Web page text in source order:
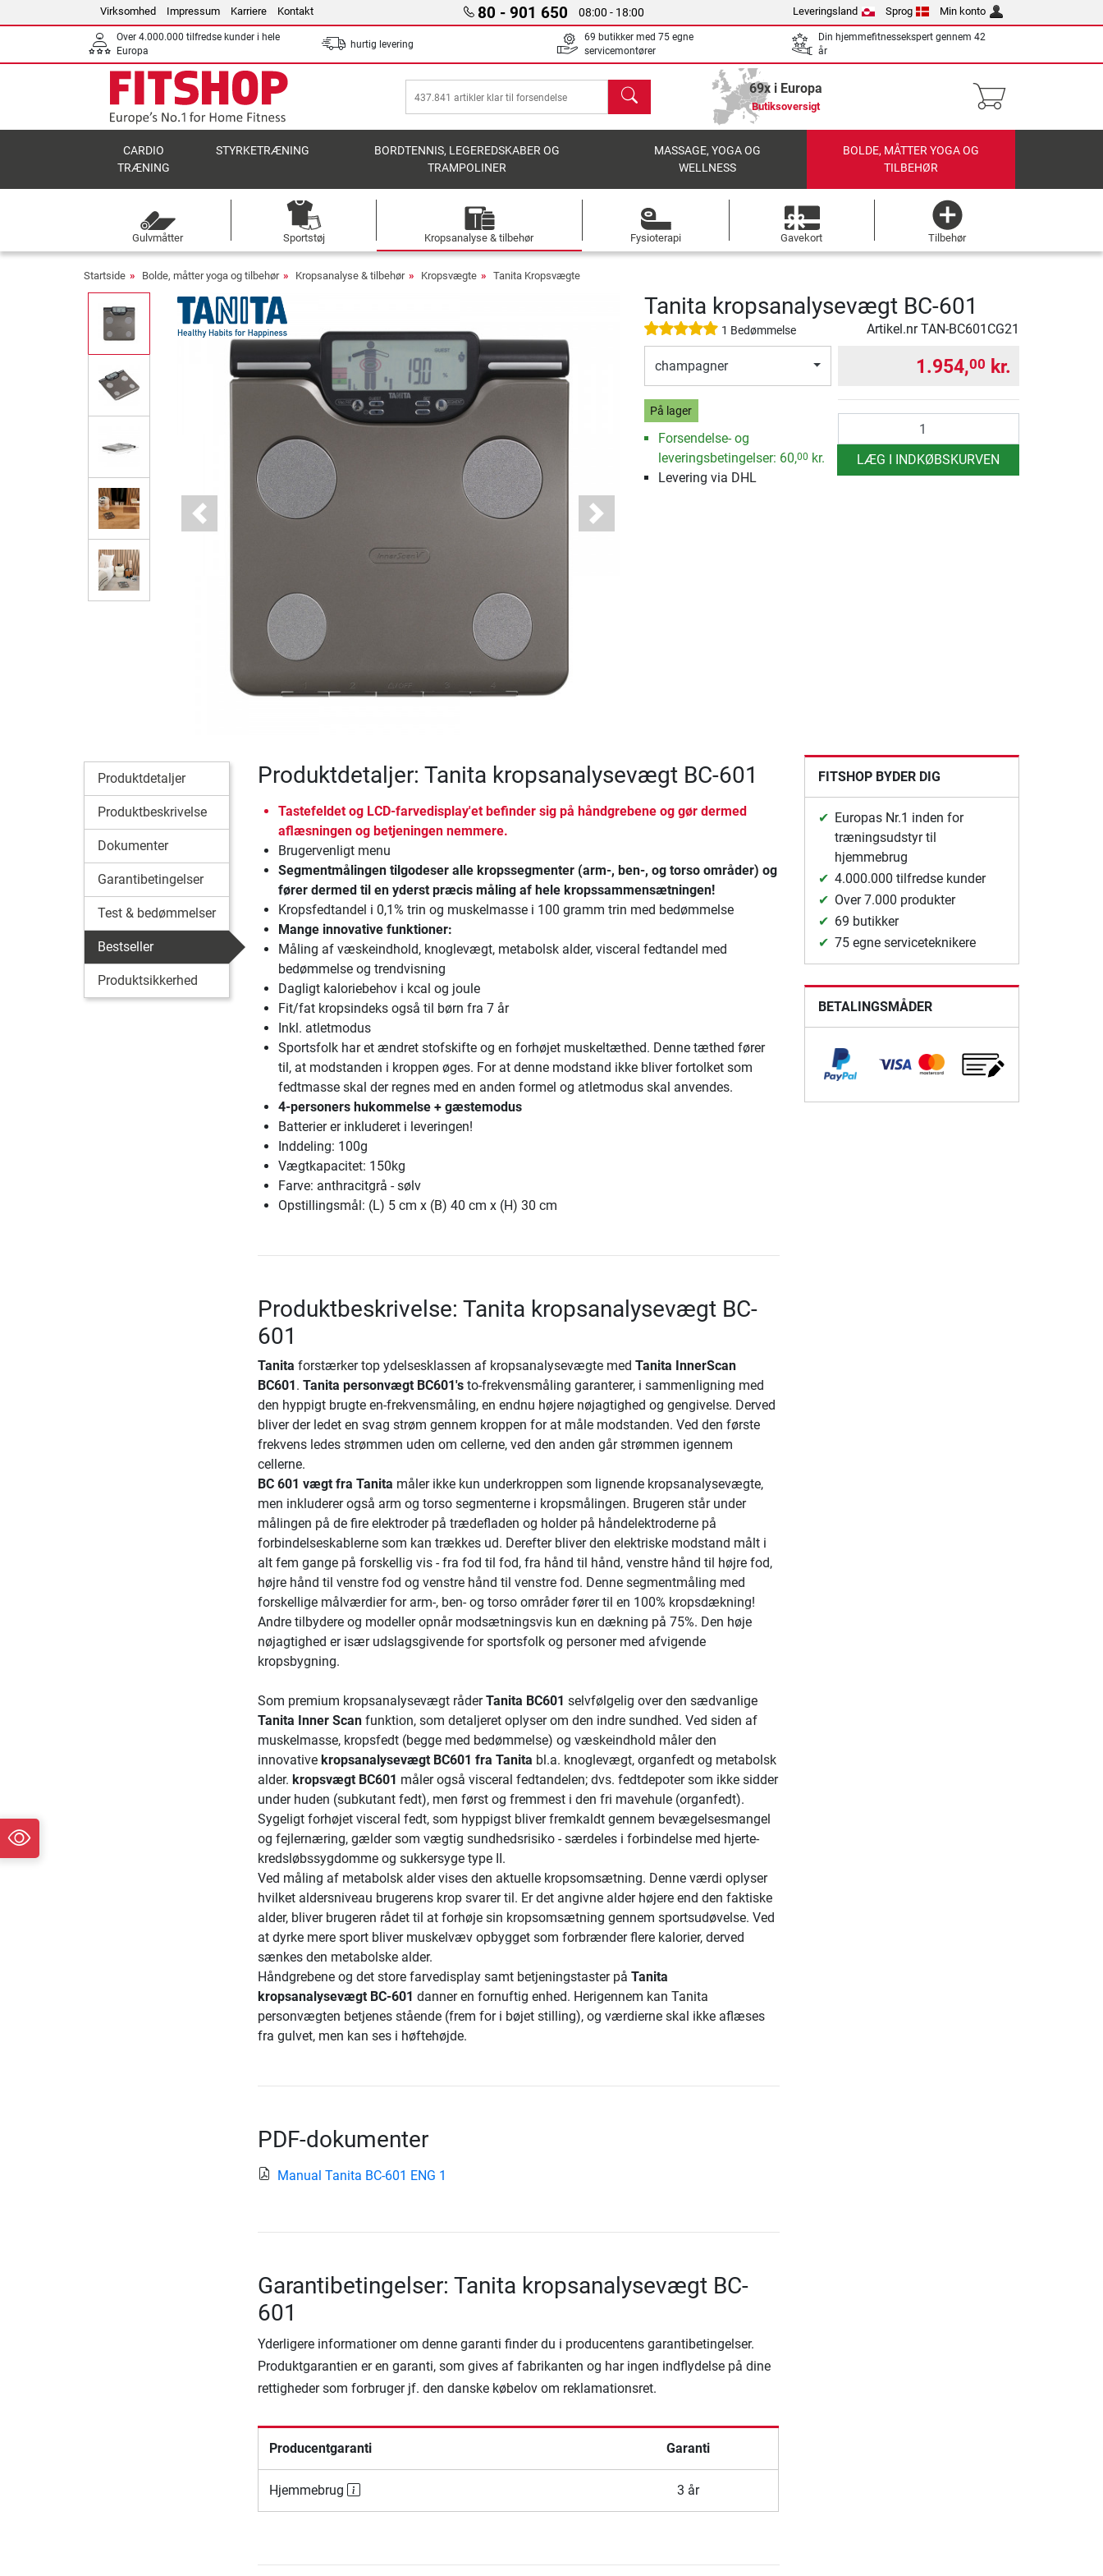
Virksomhed Impressum Karriere Kontakt 80 - 901 650 08:00 - 18:00 Leveringsland Sprog Min konto
Over 4.000.000 tilfredse kunder i hele
Europa
hurtig levering
69 butikker med 75 egne
servicemontører
Din hjemmefitnessekspert gennem 42
år
søg 69x i Europa
Butiksoversigt
CARDIO
TRÆNING
STYRKETRÆNING
BORDTENNIS, LEGEREDSKABER OG
TRAMPOLINER
MASSAGE, YOGA OG
WELLNESS
BOLDE, MÅTTER YOGA OG
TILBEHØR
Gulvmåtter Sportstøj Kropsanalyse & tilbehør Fysioterapi Gavekort Tilbehør
Startside Bolde, måtter yoga og tilbehør Kropsanalyse & tilbehør Kropsvægte Tanita Kropsvægte
Previous Next
Tanita kropsanalysevægt BC-601
1 Bedømmelse Artikel.nrTAN-BC601CG21
champagner
På lager
Forsendelse- og
leveringsbetingelser: 60,00 kr.
Levering via DHL
1.954,00 kr.
LÆG I INDKØBSKURVEN
Produktdetaljer
Produktbeskrivelse
Dokumenter
Garantibetingelser
Test & bedømmelser
Bestseller
Produktsikkerhed
Produktdetaljer: Tanita kropsanalysevægt BC-601
Tastefeldet og LCD-farvedisplay'et befinder sig på håndgrebene og gør dermed
aflæsningen og betjeningen nemmere.
Brugervenligt menu
Segmentmålingen tilgodeser alle kropssegmenter (arm-, ben-, og torso områder) og
fører dermed til en yderst præcis måling af hele kropssammensætningen!
Kropsfedtandel i 0,1% trin og muskelmasse i 100 gramm trin med bedømmelse
Mange innovative funktioner:
Måling af væskeindhold, knoglevægt, metabolsk alder, visceral fedtandel med
bedømmelse og trendvisning
Dagligt kaloriebehov i kcal og joule
Fit/fat kropsindeks også til børn fra 7 år
Inkl. atletmodus
Sportsfolk har et ændret stofskifte og en forhøjet muskeltæthed. Denne tæthed fører
til, at modstanden i kroppen øges. For at denne modstand ikke bliver fortolket som
fedtmasse skal der regnes med en anden formel og atletmodus skal anvendes.
4-personers hukommelse + gæstemodus
Batterier er inkluderet i leveringen!
Inddeling: 100g
Vægtkapacitet: 150kg
Farve: anthracitgrå - sølv
Opstillingsmål: (L) 5 cm x (B) 40 cm x (H) 30 cm
Produktbeskrivelse: Tanita kropsanalysevægt BC-
601
Tanita forstærker top ydelsesklassen af kropsanalysevægte med Tanita InnerScan
BC601. Tanita personvægt BC601'sto-frekvensmåling garanterer, i sammenligning med
den hyppigt brugte en-frekvensmåling, en endnu højere nøjagtighed og gengivelse. Derved
bliver der ledet en svag strøm gennem kroppen for at måle modstanden. Ved den første
frekvens ledes strømmen uden om cellerne, ved den anden går strømmen igennem
cellerne.
BC 601 vægt fra Tanita måler ikke kun underkroppen som lignende kropsanalysevægte,
men inkluderer også arm og torso segmenterne i kropsmålingen. Brugeren står under
målingen på de fire elektroder på trædefladen og holder på håndelektroderne på
forbindelseskablerne som kan trækkes ud. Derefter bliver den elektriske modstand målt i
alt fem gange på forskellig vis - fra fod til fod, fra hånd til hånd, venstre hånd til højre fod,
højre hånd til venstre fod og venstre hånd til venstre fod. Denne segmentmåling med
forskellige målværdier for arm-, ben- og torso områder fører til en 100% kropsdækning!
Andre tilbydere og modeller opnår modsætningsvis kun en dækning på 75%. Den høje
nøjagtighed er især udslagsgivende for sportsfolk og personer med afvigende
kropsbygning.
Som premium kropsanalysevægt råderTanita BC601 selvfølgelig over den sædvanlige
Tanita Inner Scanfunktion, som detaljeret oplyser om den indre sundhed. Ved siden af
muskelmasse, kropsfedt (begge med bedømmelse) og væskeindhold måler den
innovative kropsanalysevægt BC601 fra Tanita bl.a. knoglevægt, organfedt og metabolsk
alder. kropsvægt BC601 måler også visceral fedtandelen; dvs. fedtdepoter som ikke sidder
under huden (subkutant fedt), men først og fremmest i den fri mavehule (organfedt).
Sygeligt forhøjet visceral fedt, som hyppigst bliver fremkaldt gennem bevægelsesmangel
og fejlernæring, gælder som vægtig sundhedsrisiko - særdeles i forbindelse med hjerte-
kredsløbssygdomme og sukkersyge type II.
Ved måling af metabolsk alder vises den aktuelle kropsomsætning. Denne værdi oplyser
hvilket aldersniveau brugerens krop svarer til. Er det angivne alder højere end den faktiske
alder, bliver brugeren rådet til at forhøje sin kropsomsætning gennem sportsudøvelse. Ved
at dyrke mere sport bliver muskelvæv opbygget som forbrænder flere kalorier, derved
sænkes den metabolske alder.
Håndgrebene og det store farvedisplay samt betjeningstaster på Tanita
kropsanalysevægt BC-601 danner en fornuftig enhed. Herigennem kan Tanita
personvægten betjenes stående (frem for i bøjet stilling), og værdierne skal ikke aflæses
fra gulvet, men kan ses i høftehøjde.
PDF-dokumenter
Manual Tanita BC-601 ENG 1
Garantibetingelser: Tanita kropsanalysevægt BC-
601
Yderligere informationer om denne garanti finder du i producentens garantibetingelser.
Produktgarantien er en garanti, som gives af fabrikanten og har ingen indflydelse på dine
rettigheder som forbruger jf. den danske købelov om reklamationsret.
Producentgaranti Garanti
Hjemmebrug 3 år
FITSHOP BYDER DIG
Europas Nr.1 inden for
træningsudstyr til
hjemmebrug
4.000.000 tilfredse kunder
Over 7.000 produkter
69 butikker
75 egne serviceteknikere
BETALINGSMÅDER